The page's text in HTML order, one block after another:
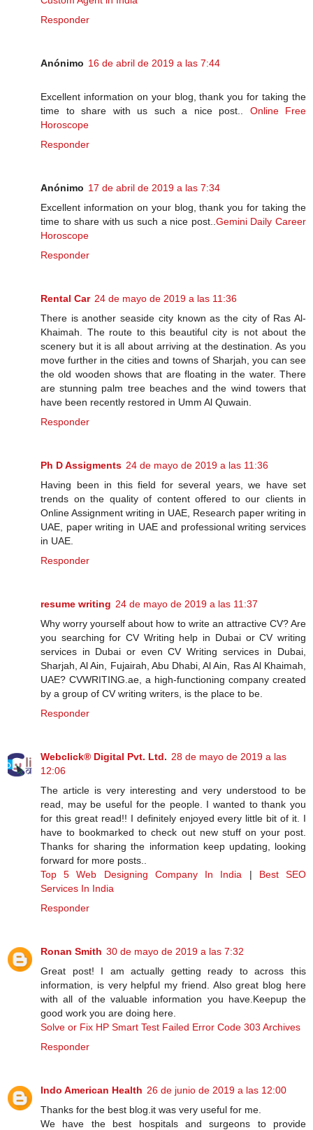
Responder
Anónimo 16 de abril de 2019 a las 7:44
Excellent information on your blog, thank you for taking the
time to share with us such a nice post.. Online Free
Horoscope
Responder
Anónimo 17 de abril de 2019 a las 7:34
Excellent information on your blog, thank you for taking the
time to share with us such a nice post.. Gemini Daily Career
Horoscope
Responder
Rental Car 24 de mayo de 2019 a las 11:36
There is another seaside city known as the city of Ras Al-
Khaimah. The route to this beautiful city is not about the
scenery but it is all about arriving at the destination. As you
move further in the cities and towns of Sharjah, you can see
the old wooden shows that are floating in the water. There
are stunning palm tree beaches and the wind towers that
have been recently restored in Umm Al Quwain.
Responder
Ph D Assigments 24 de mayo de 2019 a las 11:36
Having been in this field for several years, we have set
trends on the quality of content offered to our clients in
Online Assignment writing in UAE, Research paper writing in
UAE, paper writing in UAE and professional writing services
in UAE.
Responder
resume writing 24 de mayo de 2019 a las 11:37
Why worry yourself about how to write an attractive CV? Are
you searching for CV Writing help in Dubai or CV writing
services in Dubai or even CV Writing services in Dubai,
Sharjah, Al Ain, Fujairah, Abu Dhabi, Al Ain, Ras Al Khaimah,
UAE? CVWRITING.ae, a high-functioning company created
by a group of CV writing writers, is the place to be.
Responder
Webclick® Digital Pvt. Ltd. 28 de mayo de 2019 a las
12:06
The article is very interesting and very understood to be
read, may be useful for the people. I wanted to thank you
for this great read!! I definitely enjoyed every little bit of it. I
have to bookmarked to check out new stuff on your post.
Thanks for sharing the information keep updating, looking
forward for more posts..
Top 5 Web Designing Company In India | Best SEO
Services In India
Responder
Ronan Smith 30 de mayo de 2019 a las 7:32
Great post! I am actually getting ready to across this
information, is very helpful my friend. Also great blog here
with all of the valuable information you have.Keepup the
good work you are doing here.
Solve or Fix HP Smart Test Failed Error Code 303 Archives
Responder
Indo American Health 26 de junio de 2019 a las 12:00
Thanks for the best blog.it was very useful for me.
We have the best hospitals and surgeons to provide